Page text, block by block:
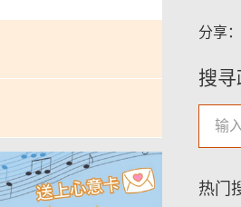
分享：
搜
热门